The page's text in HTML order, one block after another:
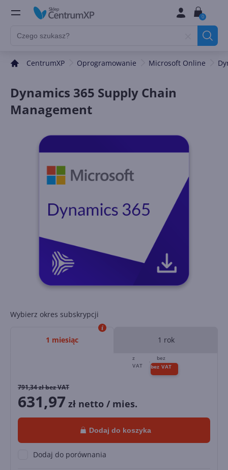
0
CentrumXP Oprogramowanie Microsoft Online
Dynamics 365 Supply Chain
Management
Wybierz okres subskrypcji
1 miesiąc 1 rok
791,34zł bez VAT
631,97 zł netto / mies.
Dodaj do koszyka
Dodaj do porównania